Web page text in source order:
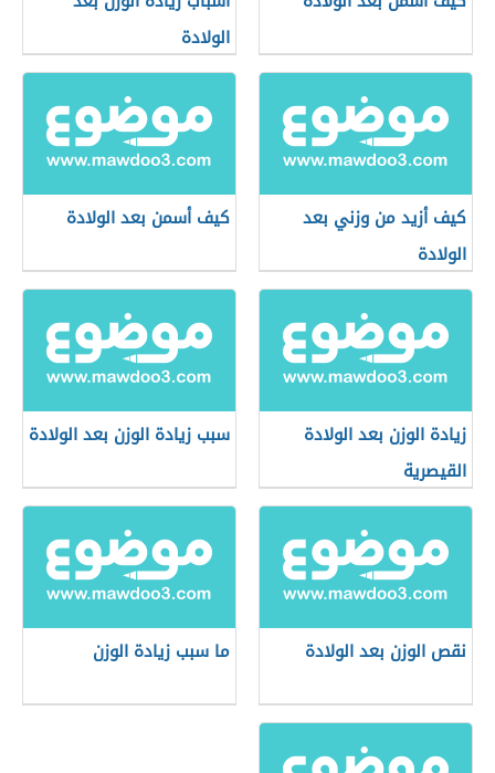
الولادة
كيف أزيد من وزني بعد
الولادة
كيف أسمن بعد الولادة
زيادة الوزن بعد الولادة
القيصرية
سبب زيادة الوزن بعد الولادة
نقص الوزن بعد الولادة ما سبب زيادة الوزن